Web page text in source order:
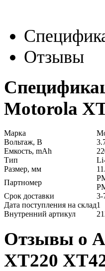
Отзывы
Motorola
Марка
Вольтаж, В
Емкость, mAh
Тип
Размер, мм
Партномер
Срок доставки
3-
Дата поступления на склад1
Внутренний артикул
Отзывы о
XT220